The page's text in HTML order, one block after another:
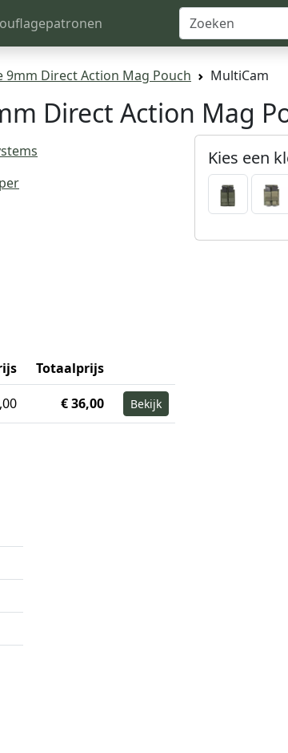
Direct Action Mag Pouch MultiCam
Direct Action Mag
Kies een
Totaalprijs
€ 36,00 Bekijk